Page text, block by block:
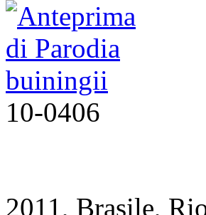
10-0406
2011, Brasile,